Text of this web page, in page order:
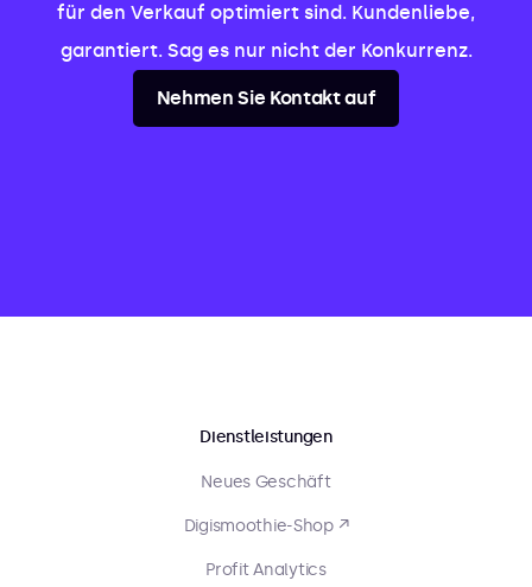
für den Verkauf optimiert sind. Kundenliebe,
garantiert. Sag es nur nicht der Konkurrenz.
Nehmen Sie Kontakt auf
Dienstleistungen
Neues Geschäft
Digismoothie-Shop ↗
Profit Analytics